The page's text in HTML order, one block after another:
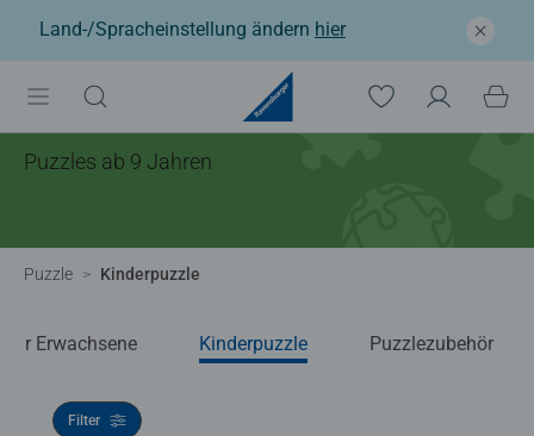
Land-/Spracheinstellung ändern hier
Puzzles ab 9 Jahren
Puzzle Kinderpuzzle
für Erwachsene Kinderpuzzle Puzzlezubehör
Filter